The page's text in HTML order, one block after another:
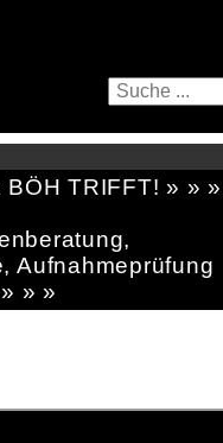
TRIFFT! » » »
Aufnahmeprüfung
» »